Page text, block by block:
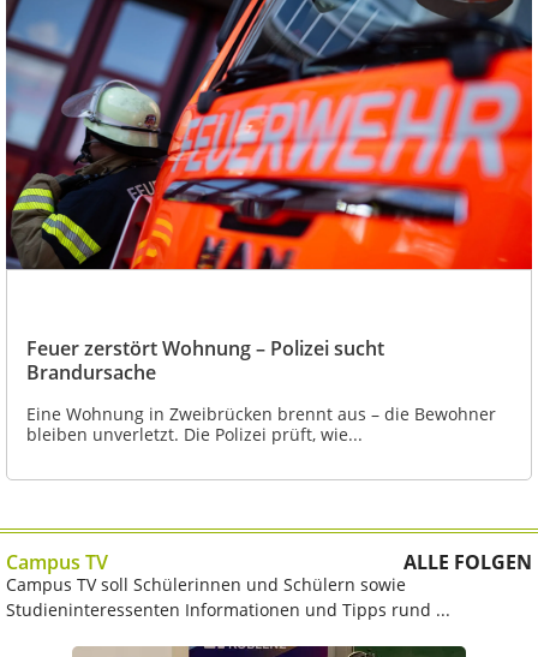
Feuer zerstört Wohnung – Polizei sucht
Brandursache
Eine Wohnung in Zweibrücken brennt aus – die Bewohner
bleiben unverletzt. Die Polizei prüft, wie...
Campus TV ALLE FOLGEN
Campus TV soll Schülerinnen und Schülern sowie
Studieninteressenten Informationen und Tipps rund ...